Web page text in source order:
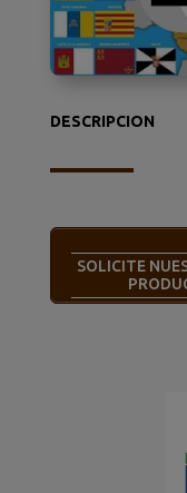
DESCRIPCION
SOLICITE